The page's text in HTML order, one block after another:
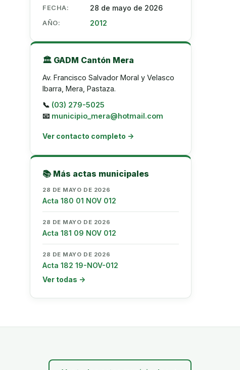
FECHA: 28 de mayo de 2026
AÑO: 2012
🏛️ GADM Cantón Mera
Av. Francisco Salvador Moral y Velasco
Ibarra, Mera, Pastaza.
📞 (03) 279-5025
📧 municipio_mera@hotmail.com
Ver contacto completo →
📚 Más actas municipales
28 DE MAYO DE 2026
Acta 180 01 NOV 012
28 DE MAYO DE 2026
Acta 181 09 NOV 012
28 DE MAYO DE 2026
Acta 182 19-NOV-012
Ver todas →